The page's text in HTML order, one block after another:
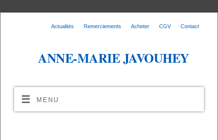
Actualités Remerciements Acheter CGV Contact
ANNE-MARIE JAVOUHEY
MENU